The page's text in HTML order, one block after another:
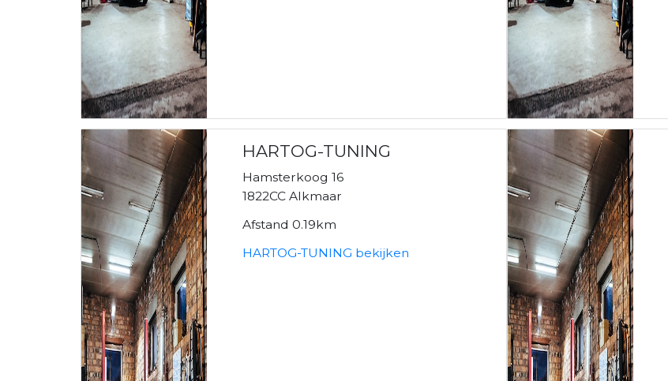
HARTOG-TUNING
Hamsterkoog 16
1822CC Alkmaar
Afstand 0.19km
HARTOG-TUNING bekijken